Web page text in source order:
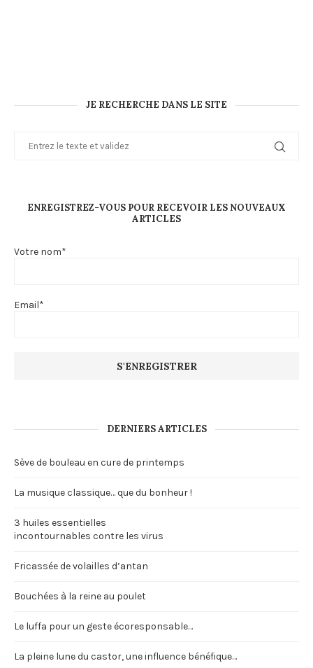
JE RECHERCHE DANS LE SITE
ENREGISTREZ-VOUS POUR RECEVOIR LES NOUVEAUX
ARTICLES
Votre nom*
Email*
DERNIERS ARTICLES
Sève de bouleau en cure de printemps
La musique classique… que du bonheur !
3 huiles essentielles
incontournables contre les virus
Fricassée de volailles d’antan
Bouchées à la reine au poulet
Le luffa pour un geste écoresponsable…
La pleine lune du castor, une influence bénéfique…